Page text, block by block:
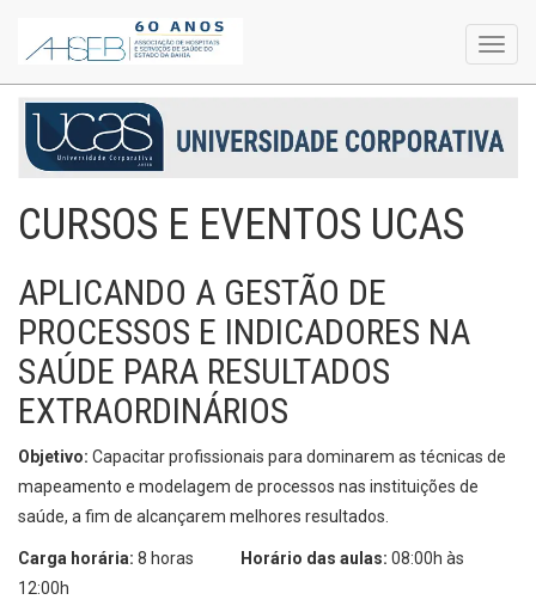
CURSOS E EVENTOS UCAS
APLICANDO A GESTÃO DE
PROCESSOS E INDICADORES NA
SAÚDE PARA RESULTADOS
EXTRAORDINÁRIOS
Objetivo: Capacitar profissionais para dominarem as técnicas de
mapeamento e modelagem de processos nas instituições de
saúde, a fim de alcançarem melhores resultados.
Carga horária: 8 horas Horário das aulas: 08:00h às
12:00h